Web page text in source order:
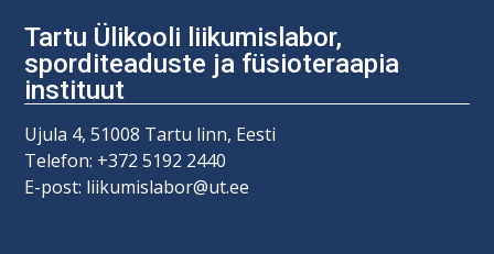
Tartu Ülikooli liikumislabor,
sporditeaduste ja füsioteraapia
instituut
Ujula 4, 51008 Tartu linn, Eesti
Telefon: +372 5192 2440
E-post: liikumislabor@ut.ee